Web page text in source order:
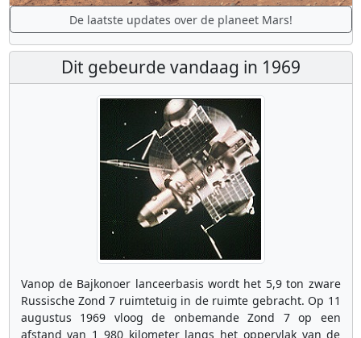
De laatste updates over de planeet Mars!
Dit gebeurde vandaag in 1969
Vanop de Bajkonoer lanceerbasis wordt het 5,9 ton zware
Russische Zond 7 ruimtetuig in de ruimte gebracht. Op 11
augustus 1969 vloog de onbemande Zond 7 op een
afstand van 1 980 kilometer langs het oppervlak van de